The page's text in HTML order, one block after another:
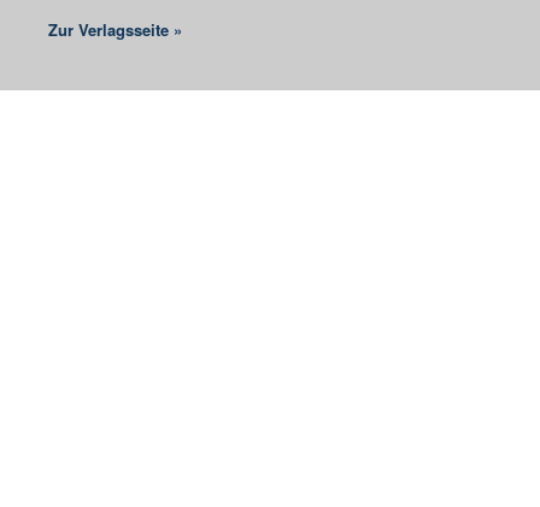
Zur Verlagsseite »